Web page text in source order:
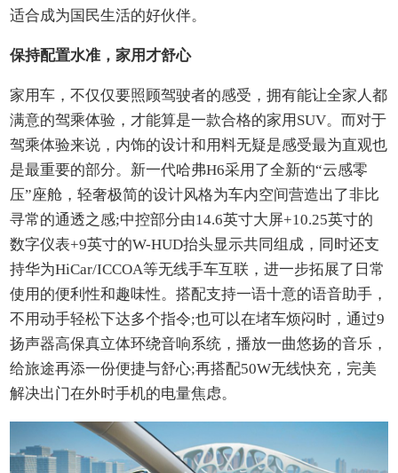
适合成为国民生活的好伙伴。
保持配置水准，家用才舒心
家用车，不仅仅要照顾驾驶者的感受，拥有能让全家人都
满意的驾乘体验，才能算是一款合格的家用SUV。而对于
驾乘体验来说，内饰的设计和用料无疑是感受最为直观也
是最重要的部分。新一代哈弗H6采用了全新的“云感零
压”座舱，轻奢极简的设计风格为车内空间营造出了非比
寻常的通透之感;中控部分由14.6英寸大屏+10.25英寸的
数字仪表+9英寸的W-HUD抬头显示共同组成，同时还支
持华为HiCar/ICCOA等无线手车互联，进一步拓展了日常
使用的便利性和趣味性。搭配支持一语十意的语音助手，
不用动手轻松下达多个指令;也可以在堵车烦闷时，通过9
扬声器高保真立体环绕音响系统，播放一曲悠扬的音乐，
给旅途再添一份便捷与舒心;再搭配50W无线快充，完美
解决出门在外时手机的电量焦虑。